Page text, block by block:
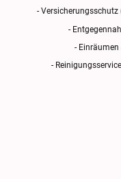
-
-
-
-